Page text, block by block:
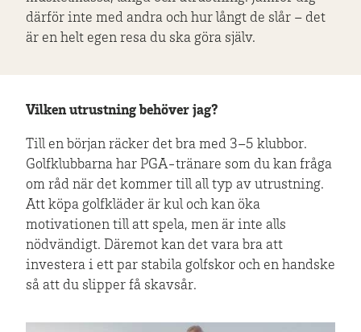
därför inte med andra och hur långt de slår – det
är en helt egen resa du ska göra själv.
Vilken utrustning behöver jag?
Till en början räcker det bra med 3–5 klubbor.
Golfklubbarna har PGA-tränare som du kan fråga
om råd när det kommer till all typ av utrustning.
Att köpa golfkläder är kul och kan öka
motivationen till att spela, men är inte alls
nödvändigt. Däremot kan det vara bra att
investera i ett par stabila golfskor och en handske
så att du slipper få skavsår.